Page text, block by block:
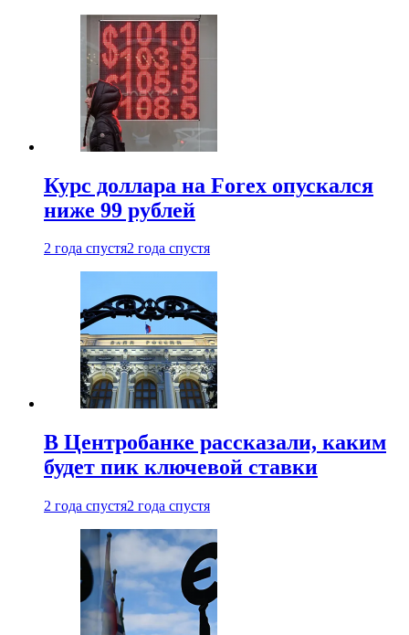
Курс доллара на Forex опускался
ниже 99 рублей
2 года спустя2 года спустя
В Центробанке рассказали, каким
будет пик ключевой ставки
2 года спустя2 года спустя